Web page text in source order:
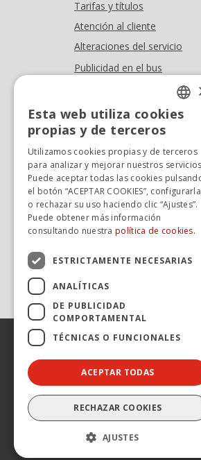
Tarifas y títulos
Atención al cliente
Alteraciones del servicio
Publicidad en el bus
Oficina At. al cliente
Tel. +34 976 900 085
Tel. +34 900 923 181
Sugerencias y
Descarga la APP:
(se abre
© 2026 Avanza. Todos los
Enlaces
Declaración de
Aviso legal
Política de privacidad
Política de cookies
Canal Ético
Esta web utiliza cookies
propias y de terceros
Utilizamos cookies propias y de terceros
para analizar y mejorar nuestros
Puede aceptar todas las cookies
el botón “ACEPTAR COOKIES”,
o rechazar su uso haciendo clic “Ajustes”.
Puede obtener más información
consultando nuestra política de cookies.
ESTRICTAMENTE NECESARIAS
ANALÍTICAS
DE PUBLICIDAD
COMPORTAMENTAL
TÉCNICAS O FUNCIONALES
ACEPTAR TODAS
RECHAZAR COOKIES
AJUSTES